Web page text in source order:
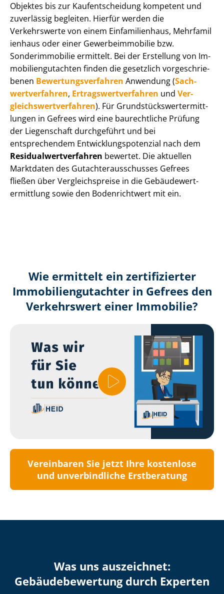
Objektes bis zur Kauf­ent­schei­dung kompetent und
zuverlässig begleiten. Hierfür werden die
Verkehrswerte von einem Einfamilienhaus, Mehr­fa­mi­l
i­en­haus oder einer Ge­wer­be­im­mo­bi­lie bzw.
Sonderimmobilie ermittelt. Bei der Erstellung von Im­
mo­bi­li­en­gut­ach­ten finden die gesetzlich vor­ge­schrie­
be­nen Be­wer­tungs­ver­fah­ren Anwendung (Sach­
wert­ver­fah­ren, Er­trags­wert­ver­fah­ren und Ver­
gleichs­wert­ver­fah­ren). Für Grund­stücks­wert­ermitt­
lun­gen in Gefrees wird eine baurechtliche Prüfung
der Liegenschaft durchgeführt und bei
entsprechendem Ent­wick­lungs­po­ten­zi­al nach dem
Re­si­du­al­wert­ver­fah­ren bewertet. Die aktuellen
Marktdaten des Gut­ach­ter­aus­schus­ses Gefrees
fließen über Ver­gleichs­prei­se in die Ge­bäu­de­wert­
ermitt­lung sowie den Bodenrichtwert mit ein.
Wie ermittelt ein zertifizierter
Immobilien­gutachter in Gefrees den
Verkehrswert einer Immobilie?
Vereinbaren Sie jetzt Ihre kostenlose
und unverbindliche Erstberatung
Was uns auszeichnet:
Ge­bäu­de­be­wer­tung durch Experten